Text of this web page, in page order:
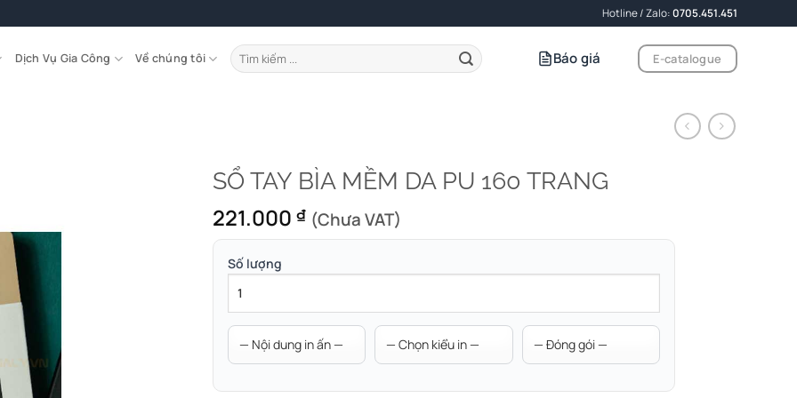
Hotline / Zalo:0705.451.451
Dịch Vụ Gia Công Về chúng tôi
Tìm
kiếm:
Báo giá E-catalogue
SỔ TAY BÌA MỀM DA PU 160 TRANG
221.000 ₫ (Chưa VAT)
Số lượng